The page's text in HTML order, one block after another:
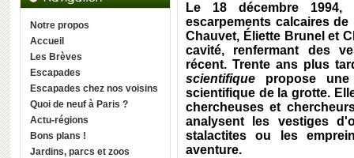
Notre propos
Accueil
Les Brèves
Escapades
Escapades chez nos voisins
Quoi de neuf à Paris ?
Actu-régions
Bons plans !
Jardins, parcs et zoos
Le 18 décembre
escarpements calcaires
Chauvet, Éliette Brunel et
cavité, renfermant des
récent. Trente ans plus
scientifique propose une
scientifique de la grotte.
chercheuses et
analysent les vestiges
stalactites ou les
aventure.